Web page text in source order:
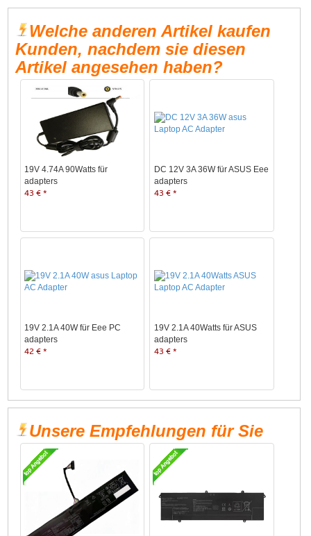
Welche anderen Artikel kaufen
Kunden, nachdem sie diesen
Artikel angesehen haben?
19V 4.74A 90Watts für
adapters
43 € *
DC 12V 3A 36W für ASUS Eee
adapters
43 € *
19V 2.1A 40W für Eee PC
adapters
42 € *
19V 2.1A 40Watts für ASUS
adapters
43 € *
Unsere Empfehlungen für Sie